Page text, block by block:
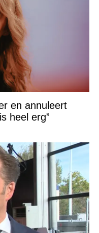
en annuleert
heel erg”